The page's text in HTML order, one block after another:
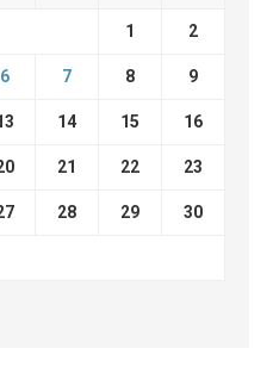
1 2
6 7 8 9
14 15 16
21 22 23
28 29 30